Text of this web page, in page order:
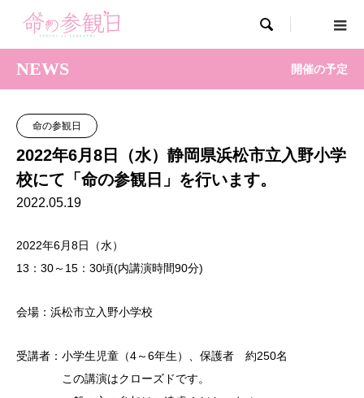

NEWS 開催の予定
命の参観日
2022年6月8日（水）静岡県浜松市立入野小学
校にて「命の参観日」を行います。
2022.05.19
2022年6月8日（水）
13：30～15：30頃(内講演時間90分)
会場：浜松市立入野小学校
受講者：小学生児童（4～6年生）、保護者 約250名
この講演はクローズドです。